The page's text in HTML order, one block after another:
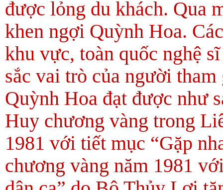
được lỏng du khách. Qua
khen ngợi Quỳnh Hoa.
khu vực, toàn quốc nghệ
sắc vai trò của người
Quỳnh Hoa đạt được như
Huy chương vàng trong
1981 với tiết mục “Gặp
chương vàng năm 1981